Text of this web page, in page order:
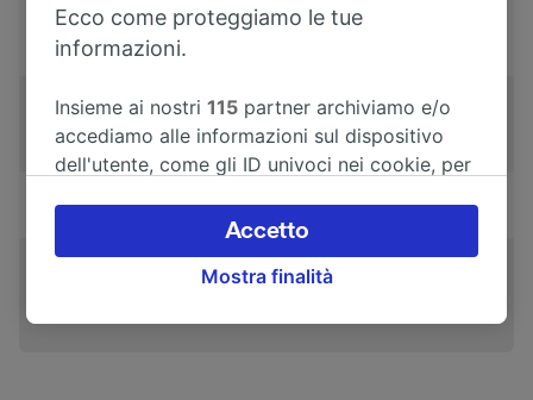
Compagnie
Ferroviarie
Trenitalia
Aeroporti Aeroporto Fiumicino
Aeroporto Ciampino
Trasporto pubblico Pullman urbani, taxi
Offerte biglietti per
Trenitalia offerte
Ecco come proteggiamo le tue
informazioni.
Insieme ai nostri115 partner archiviamo e/o
accediamo alle informazioni sul dispositivo
dell'utente, come gli ID univoci nei cookie, per
accettare o gestire le proprie scelte facendo
clic di seguito, tra cui il proprio diritto di
opporsi sulla base di un interesse legittimo o
Mostra finalità
Accetto